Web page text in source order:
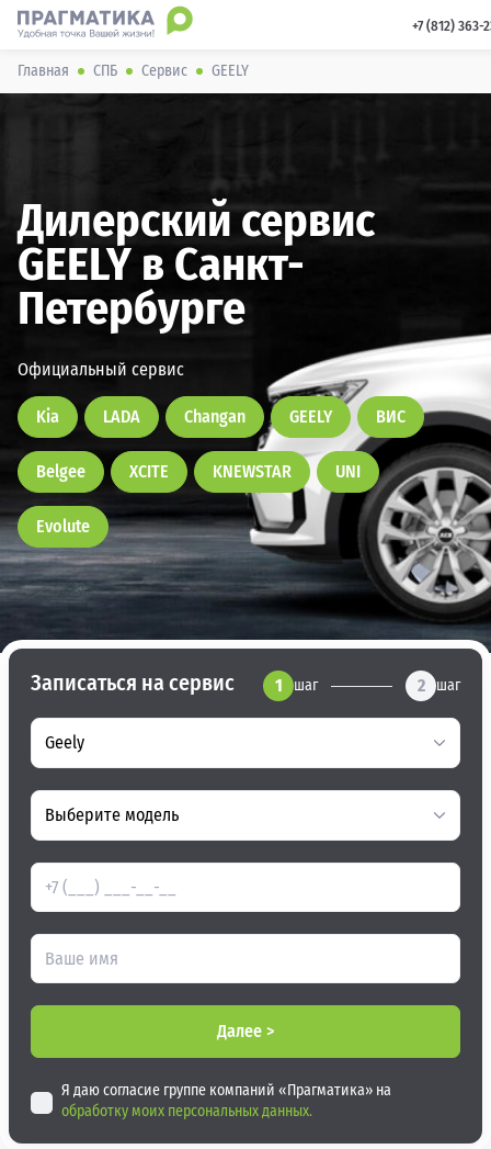
+7 (812) 363-
Главная СПБ Сервис GEELY
Дилерский сервис
GEELY в Санкт-
Петербурге
Официальный сервис
Kia LADA Changan GEELY ВИС
Belgee XCITE KNEWSTAR UNI
Evolute
Записаться на сервис 1 шаг 2 шаг
Geely
Выберите модель
Далее >
Я даю согласие группе компаний «Прагматика» на
обработку моих персональных данных.